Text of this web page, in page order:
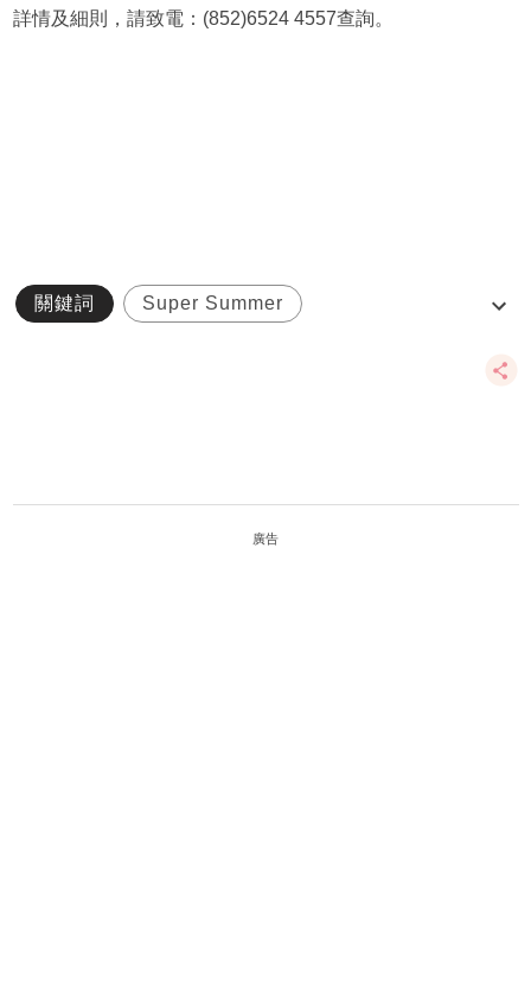
詳情及細則，請致電：(852)6524 4557查詢。
關鍵詞 Super Summer
廣告